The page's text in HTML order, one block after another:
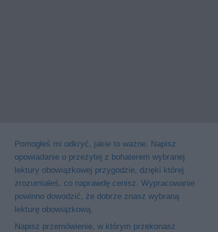
Pomogłeś mi odkryć, jakie to ważne. Napisz
opowiadanie o przeżytej z bohaterem wybranej
lektury obowiązkowej przygodzie, dzięki której
zrozumiałeś, co naprawdę cenisz. Wypracowanie
powinno dowodzić, że dobrze znasz wybraną
lekturę obowiązkową.
Napisz przemówienie, w którym przekonasz